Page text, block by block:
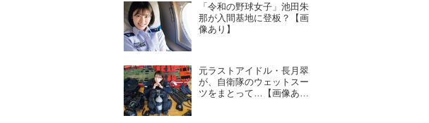
「令和の野球女子」池田朱
那が入間基地に登板？【画
像あり】
元ラストアイドル・長月翠
が、自衛隊のウェットスー
ツをまとって…【画像あ